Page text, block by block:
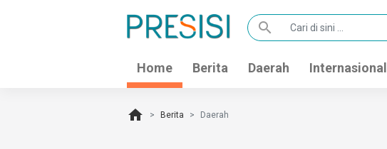
search
Home Berita Daerah Internasional
home Berita Daerah